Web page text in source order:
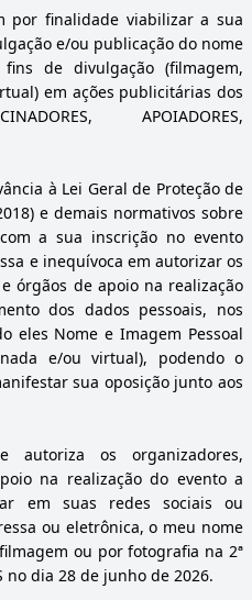
por finalidade viabilizar a sua
e/ou publicação do nome
de divulgação (filmagem,
em ações publicitárias dos
APOIADORES,
à Lei Geral de Proteção de
e demais normativos sobre
a sua inscrição no evento
e inequívoca em autorizar os
órgãos de apoio na realização
dos dados pessoais, nos
eles Nome e Imagem Pessoal
e/ou virtual), podendo o
sua oposição junto aos
autoriza os organizadores,
na realização do evento a
em suas redes sociais ou
ou eletrônica, o meu nome
ou por fotografia na 2ª
no dia 28 de junho de 2026.